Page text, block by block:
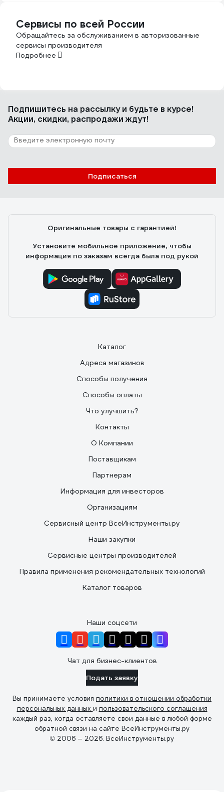
Сервисы по всей России
Обращайтесь за обслуживанием в авторизованные
сервисы производителя
Подробнее
Подпишитесь на рассылкуи будьте в курсе!
Акции, скидки, распродажи ждут!
Подписаться
Оригинальные товары с гарантией!
Установите мобильное приложение, чтобы
информация по заказам всегда была под рукой
Каталог
Адреса магазинов
Способы получения
Способы оплаты
Что улучшить?
Контакты
О Компании
Поставщикам
Партнерам
Информация для инвесторов
Организациям
Сервисный центр ВсеИнструменты.ру
Наши закупки
Сервисные центры производителей
Правила применения рекомендательных технологий
Каталог товаров
Наши соцсети
Чат для бизнес-клиентов
Подать заявку
Вы принимаете условия политики в отношении обработки
персональных данных и пользовательского соглашения
каждый раз, когда оставляете свои данные в любой форме
обратной связи на сайте ВсеИнструменты.ру
© 2006 — 2026. ВсеИнструменты.ру